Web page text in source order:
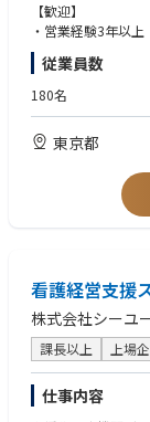
今後も積極的に事
方を募集しておりま
オリエンタルコン
【会社の特長】
≪海外専門・開発
長年にわたり培
なプロジェクトを
主なクライアント
アジア開発銀行等
集中です。
≪1957年に創業し
売上・利益は過去
&Aにも積極的に取
また、4期連続ベ
水準を目指していま
■ M&A（事業承
対応
■ 経営改善支援
・財務分析、ヒア
・改善策の立案か
■ 事業開発支援
・法人特性や地域
【歓迎】
・営業経験3年以
・新規営業経験者
【求める人物像】
・不足している知
従業員数
180名
東京都
看護経営支援
株式会社シーユ
課長以上 上場
仕事内容